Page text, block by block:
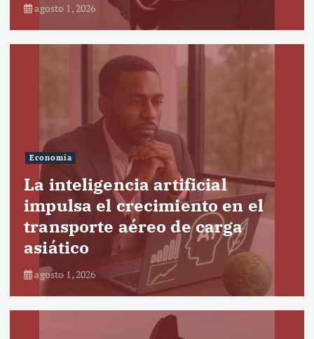
agosto 1, 2026
Economía
La inteligencia artificial
impulsa el crecimiento en el
transporte aéreo de carga
asiático
agosto 1, 2026